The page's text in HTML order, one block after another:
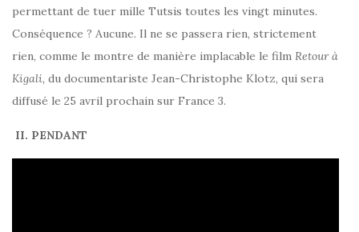
permettant de tuer mille Tutsis toutes les vingt minutes.
Conséquence ? Aucune. Il ne se passera rien, strictement
rien, comme le montre de manière implacable le film Retour à
Kigali, du documentariste Jean-Christophe Klotz, qui sera
diffusé le 25 avril prochain sur France 3.
II. PENDANT